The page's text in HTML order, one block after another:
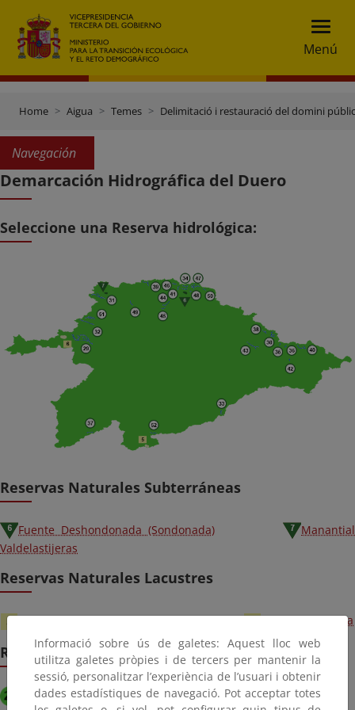
Menú
Home Aigua Temes Delimitació i restauració del domini
Navegación
Demarcación Hidrográfica del Duero
Seleccione una Reserva hidrológica:
Reservas Naturales Subterráneas
Fuente Deshondonada (Sondonada)
Manantial
Valdelastijeras
Reservas Naturales Lacustres
Laguna Grande de Gredos Lago de Sanabria
Reservas Naturales Fluviales
Río Negro y afluentes
Alto Agadón
Informació sobre ús de galetes: Aquest lloc web
utilitza galetes pròpies i de tercers per mantenir la
sessió, personalitzar l’experiència de l’usuari i obtenir
dades estadístiques de navegació. Pot acceptar totes